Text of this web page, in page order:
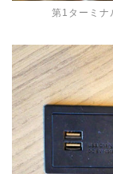
第1ターミナ